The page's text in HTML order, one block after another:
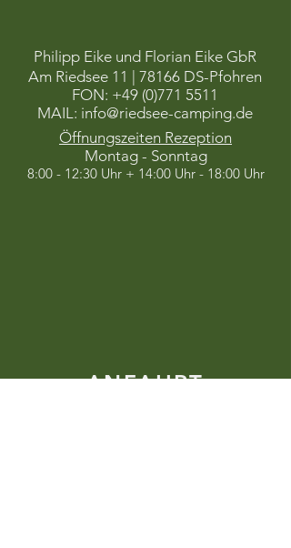
Philipp Eike und Florian Eike GbR
Am Riedsee 11 | 78166 DS-Pfohren
FON: +49 (0)771 5511
MAIL: info@riedsee-camping.de
Öffnungszeiten Rezeption
Montag - Sonntag
8:00 - 12:30 Uhr + 14:00 Uhr - 18:00 Uhr
ANFAHRT